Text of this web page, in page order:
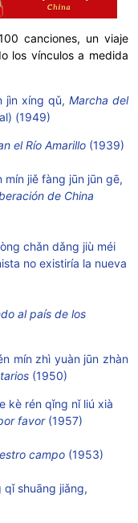
canciones, un viaje
los vínculos a medida
jìn xíng qǔ, Marcha del
(1949)
el Río Amarillo (1939)
mín jiě fàng jūn jūn gē,
de China
chǎn dǎng jiù méi
no existiría la nueva
al país de los
mín zhì yuàn jūn zhàn
(1950)
kè rén qǐng nǐ liú xià
favor(1957)
campo (1953)
qǐ shuāng jiǎng,